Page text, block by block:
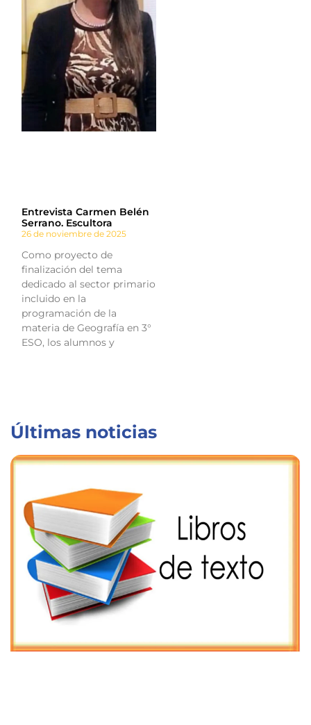
Entrevista Carmen Belén
Serrano. Escultora
26 de noviembre de 2025
Como proyecto de
finalización del tema
dedicado al sector primario
incluido en la
programación de la
materia de Geografía en 3°
ESO, los alumnos y
Últimas noticias